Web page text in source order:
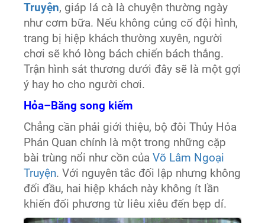
Truyện, giáp lá cà là chuyện thường ngày
như cơm bữa. Nếu không củng cố đội hình,
trang bị hiệp khách thường xuyên, người
chơi sẽ khó lòng bách chiến bách thắng.
Trận hình sát thương dưới đây sẽ là một gợi
ý hay ho cho người chơi.
Hỏa–Băng song kiếm
Chẳng cần phải giới thiệu, bộ đôi Thủy Hỏa
Phán Quan chính là một trong những cặp
bài trùng nổi như cồn củaVõ Lâm Ngoại
Truyện. Với nguyên tắc đối lập nhưng không
đối đầu, hai hiệp khách này không ít lần
khiến đối phương từ liêu xiêu đến bẹp dí.